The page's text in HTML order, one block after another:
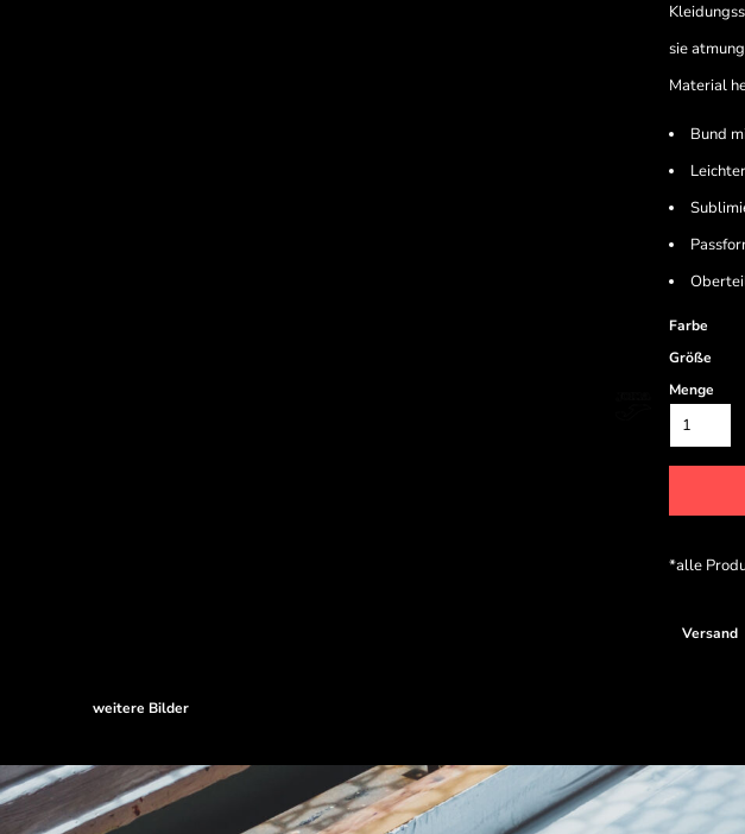
sie
Material
Bund
Farbe
Größe
Menge
*alle
Versand
weitere Bilder